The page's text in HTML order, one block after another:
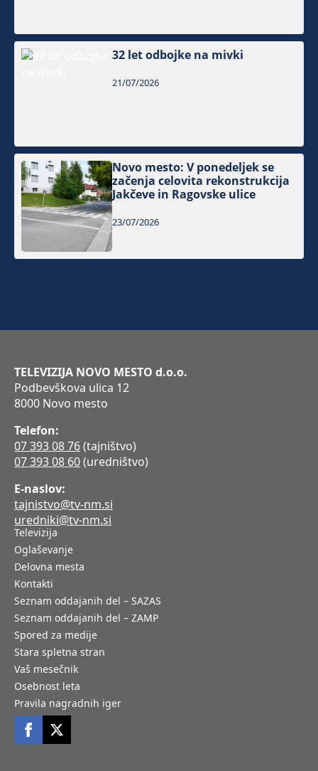
32 let odbojke na mivki
21/07/2026
Novo mesto: V ponedeljek se
začenja celovita rekonstrukcija
Jakčeve in Ragovske ulice
23/07/2026
TELEVIZIJA NOVO MESTO d.o.o.
Podbevškova ulica 12
8000 Novo mesto
Telefon:
07 393 08 76(tajništvo)
07 393 08 60(uredništvo)
E-naslov:
tajnistvo@tv-nm.si
uredniki@tv-nm.si
Televizija
Oglaševanje
Delovna mesta
Kontakti
Seznam oddajanih del – SAZAS
Seznam oddajanih del – ZAMP
Spored za medije
Stara spletna stran
Vaš mesečnik
Osebnost leta
Pravila nagradnih iger